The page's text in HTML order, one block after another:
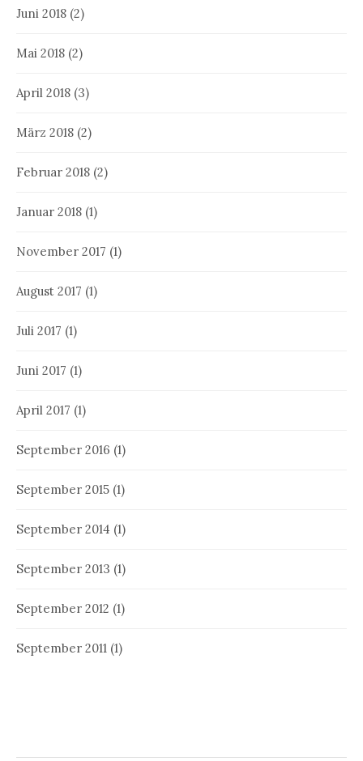
Juni 2018 (2)
Mai 2018 (2)
April 2018 (3)
März 2018 (2)
Februar 2018 (2)
Januar 2018 (1)
November 2017 (1)
August 2017 (1)
Juli 2017 (1)
Juni 2017 (1)
April 2017 (1)
September 2016 (1)
September 2015 (1)
September 2014 (1)
September 2013 (1)
September 2012 (1)
September 2011 (1)